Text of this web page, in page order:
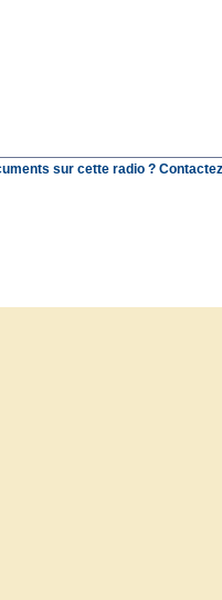
sur cette radio ?